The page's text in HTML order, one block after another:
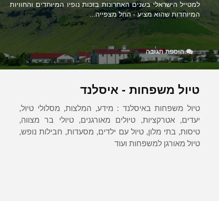
למטייל הישראלי בשנים האחרונות בזכות נופיו המיוחדים והחוויות
המיוחדות שהוא מציע - החל מצפייה...
הוספת תגובה
טיול משפחות - איסלנד
טיול משפחות באיסלנד : מידע, המלצות, מסלולי טיול,
יעדים, אטרקציות, טיולים מאורגנים, טיולי בר מצווה,
טיסות, בתי מלון, טיול עם ילדים, מסעדות, חבילות נופש,
טיול מאורגן למשפחות ועוד